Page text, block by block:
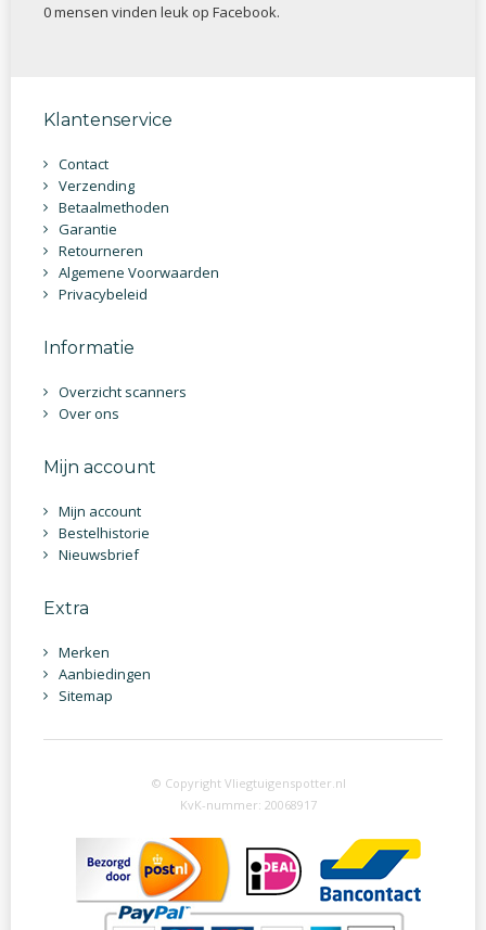
0 mensen vinden leuk op Facebook.
Klantenservice
Contact
Verzending
Betaalmethoden
Garantie
Retourneren
Algemene Voorwaarden
Privacybeleid
Informatie
Overzicht scanners
Over ons
Mijn account
Mijn account
Bestelhistorie
Nieuwsbrief
Extra
Merken
Aanbiedingen
Sitemap
© Copyright Vliegtuigenspotter.nl
KvK-nummer: 20068917